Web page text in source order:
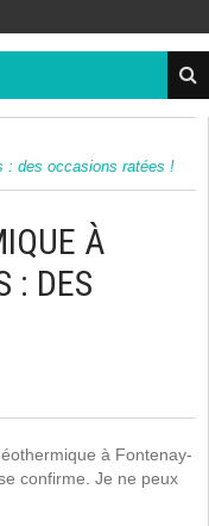
: des occasions ratées !
À
: DES
à Fontenay-
confirme. Je ne peux